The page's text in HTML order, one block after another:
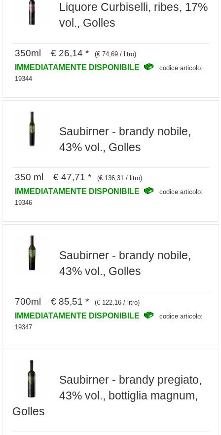
Liquore Curbiselli, ribes, 17%
vol., Golles
350ml € 26,14 * (€ 74,69 / litro)
IMMEDIATAMENTE DISPONIBILE
codice articolo:
19344
Saubirner - brandy nobile,
43% vol., Golles
350 ml € 47,71 * (€ 136,31 / litro)
IMMEDIATAMENTE DISPONIBILE
codice articolo:
19346
Saubirner - brandy nobile,
43% vol., Golles
700ml € 85,51 * (€ 122,16 / litro)
IMMEDIATAMENTE DISPONIBILE
codice articolo:
19347
Saubirner - brandy pregiato,
43% vol., bottiglia magnum,
Golles